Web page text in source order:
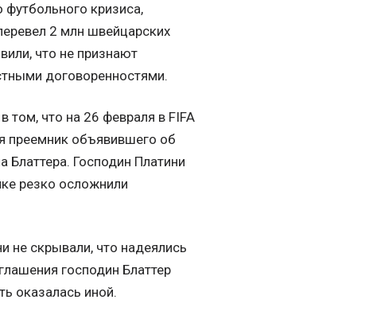
кризиса,
2 млн швейцарских
что не признают
договоренностями.
что на 26 февраля в FIFA
преемник объявившего об
Блаттера. Господин Платини
резко осложнили
не скрывали, что надеялись
господин Блаттер
оказалась иной.